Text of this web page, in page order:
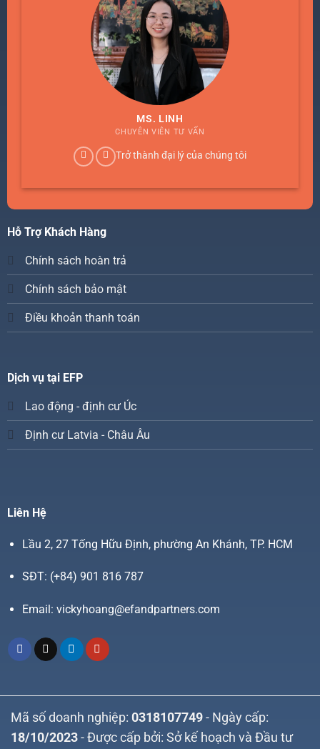
MS. LINH
CHUYÊN VIÊN TƯ VẤN
Trở thành đại lý của chúng tôi
Hỗ Trợ Khách Hàng
Chính sách hoàn trả
Chính sách bảo mật
Điều khoản thanh toán
Dịch vụ tại EFP
Lao động - định cư Úc
Định cư Latvia - Châu Âu
Liên Hệ
Lầu 2, 27 Tống Hữu Định, phường An Khánh, TP. HCM
SĐT: (+84) 901 816 787
Email: vickyhoang@efandpartners.com
Mã số doanh nghiệp: 0318107749 - Ngày cấp:
18/10/2023 - Được cấp bởi: Sở kế hoạch và Đầu tư